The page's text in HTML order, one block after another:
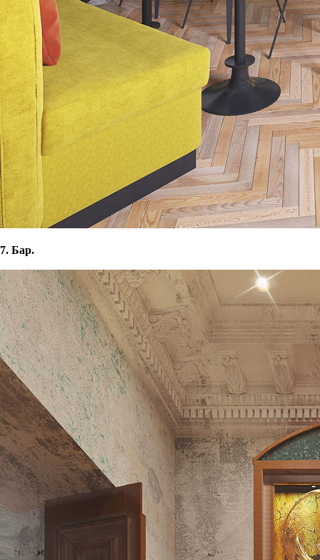
7. Бар.